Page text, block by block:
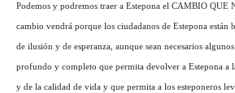
Podemos y podremos traer a Estepona el CAMBIO QUE
cambio vendrá porque los ciudadanos de Estepona están
de ilusión y de esperanza, aunque sean necesarios
profundo y completo que permita devolver a Estepona a
y de la calidad de vida y que permita a los esteponeros